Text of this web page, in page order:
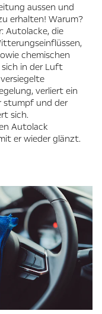
aussen und
erhalten! Warum?
Autolacke, die
chemischen
in der Luft
verliert ein
stumpf und der
sich.
Autolack
er wieder glänzt.